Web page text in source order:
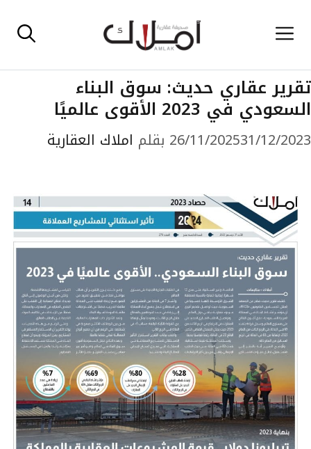
إلى القائمة
تقرير عقاري حديث: سوق البناء
السعودي في 2023 الأقوى عالميًا
26/11/202531/12/2023 بقلم املاك العقارية